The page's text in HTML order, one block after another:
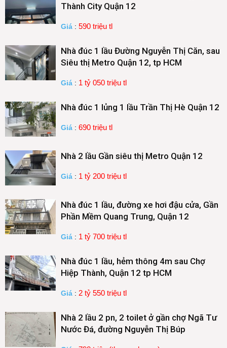
Thành City Quận 12
Giá : 590 triệu tl
Nhà đúc 1 lầu Đường Nguyễn Thị Căn, sau
Siêu thị Metro Quận 12, tp HCM
Giá : 1 tỷ 050 triệu tl
Nhà đúc 1 lủng 1 lầu Trần Thị Hè Quận 12
Giá : 690 triệu tl
Nhà 2 lầu Gần siêu thị Metro Quận 12
Giá : 1 tỷ 200 triệu tl
Nhà đúc 1 lầu, đường xe hơi đậu cửa, Gần
Phần Mềm Quang Trung, Quận 12
Giá : 1 tỷ 700 triệu tl
Nhà đúc 1 lầu, hẻm thông 4m sau Chợ
Hiệp Thành, Quận 12 tp HCM
Giá : 2 tỷ 550 triệu tl
Nhà 2 lầu 2 pn, 2 toilet ở gần chợ Ngã Tư
Nước Đá, đường Nguyễn Thị Búp